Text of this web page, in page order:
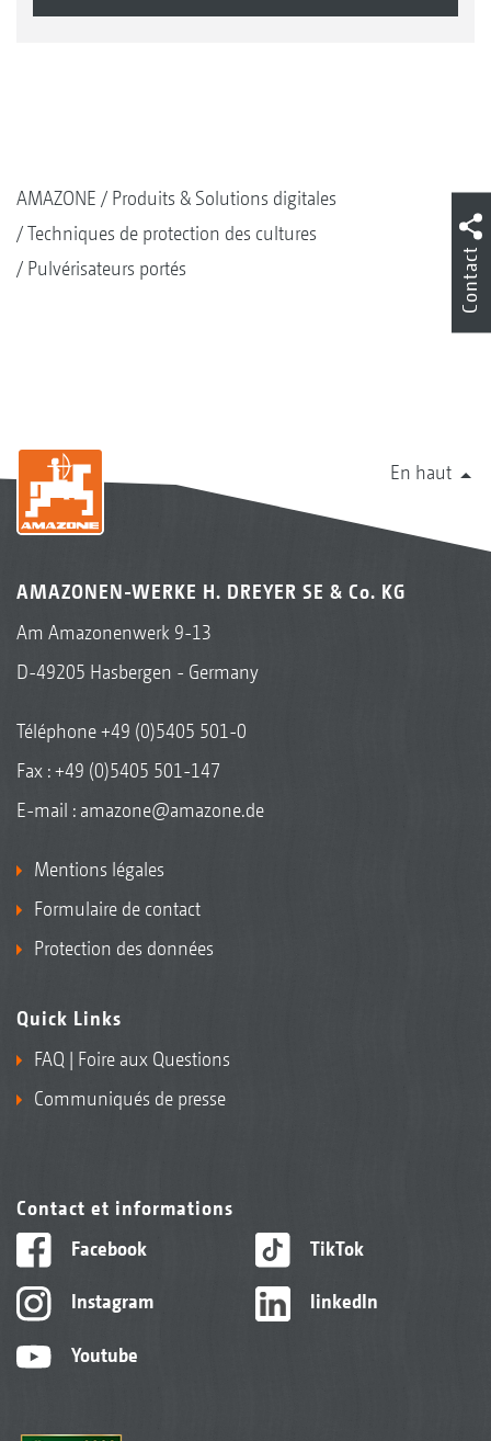
AMAZONE
Produits & Solutions digitales
Techniques de protection des cultures
Pulvérisateurs portés
En haut
AMAZONEN-WERKE H. DREYER SE & Co. KG
Am Amazonenwerk 9-13
D-49205 Hasbergen - Germany
Téléphone+49 (0)5405 501-0
Fax : +49 (0)5405 501-147
E-mail : amazone@amazone.de
Mentions légales
Formulaire de contact
Protection des données
Quick Links
FAQ | Foire aux Questions
Communiqués de presse
Contact et informations
Facebook
Instagram
Youtube
TikTok
linkedIn
Contact